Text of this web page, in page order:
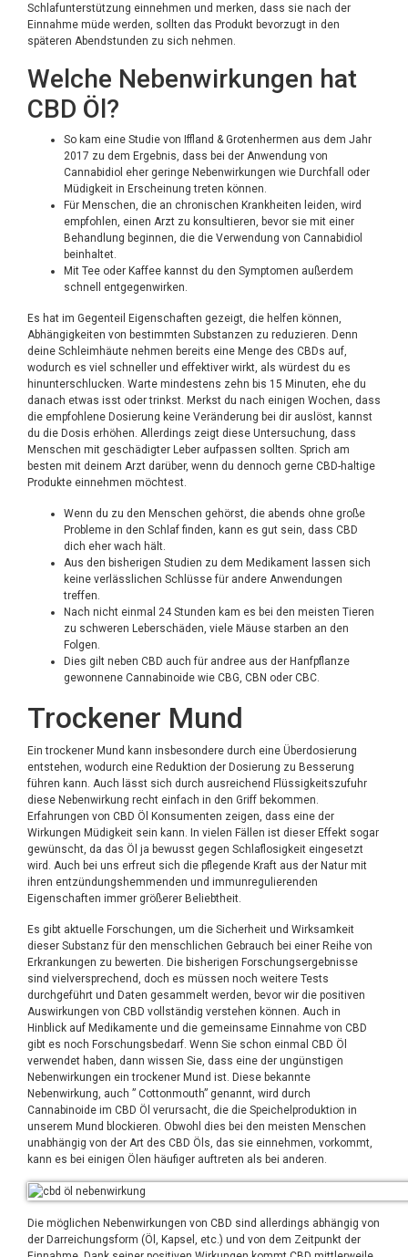
Schlafunterstützung einnehmen und merken, dass sie nach der
Einnahme müde werden, sollten das Produkt bevorzugt in den
späteren Abendstunden zu sich nehmen.
Welche Nebenwirkungen hat
CBD Öl?
So kam eine Studie von Iffland & Grotenhermen aus dem Jahr
2017 zu dem Ergebnis, dass bei der Anwendung von
Cannabidiol eher geringe Nebenwirkungen wie Durchfall oder
Müdigkeit in Erscheinung treten können.
Für Menschen, die an chronischen Krankheiten leiden, wird
empfohlen, einen Arzt zu konsultieren, bevor sie mit einer
Behandlung beginnen, die die Verwendung von Cannabidiol
beinhaltet.
Mit Tee oder Kaffee kannst du den Symptomen außerdem
schnell entgegenwirken.
Es hat im Gegenteil Eigenschaften gezeigt, die helfen können,
Abhängigkeiten von bestimmten Substanzen zu reduzieren. Denn
deine Schleimhäute nehmen bereits eine Menge des CBDs auf,
wodurch es viel schneller und effektiver wirkt, als würdest du es
hinunterschlucken. Warte mindestens zehn bis 15 Minuten, ehe du
danach etwas isst oder trinkst. Merkst du nach einigen Wochen, dass
die empfohlene Dosierung keine Veränderung bei dir auslöst, kannst
du die Dosis erhöhen. Allerdings zeigt diese Untersuchung, dass
Menschen mit geschädigter Leber aufpassen sollten. Sprich am
besten mit deinem Arzt darüber, wenn du dennoch gerne CBD-haltige
Produkte einnehmen möchtest.
Wenn du zu den Menschen gehörst, die abends ohne große
Probleme in den Schlaf finden, kann es gut sein, dass CBD
dich eher wach hält.
Aus den bisherigen Studien zu dem Medikament lassen sich
keine verlässlichen Schlüsse für andere Anwendungen
treffen.
Nach nicht einmal 24 Stunden kam es bei den meisten Tieren
zu schweren Leberschäden, viele Mäuse starben an den
Folgen.
Dies gilt neben CBD auch für andree aus der Hanfpflanze
gewonnene Cannabinoide wie CBG, CBN oder CBC.
Trockener Mund
Ein trockener Mund kann insbesondere durch eine Überdosierung
entstehen, wodurch eine Reduktion der Dosierung zu Besserung
führen kann. Auch lässt sich durch ausreichend Flüssigkeitszufuhr
diese Nebenwirkung recht einfach in den Griff bekommen.
Erfahrungen von CBD Öl Konsumenten zeigen, dass eine der
Wirkungen Müdigkeit sein kann. In vielen Fällen ist dieser Effekt sogar
gewünscht, da das Öl ja bewusst gegen Schlaflosigkeit eingesetzt
wird. Auch bei uns erfreut sich die pflegende Kraft aus der Natur mit
ihren entzündungshemmenden und immunregulierenden
Eigenschaften immer größerer Beliebtheit.
Es gibt aktuelle Forschungen, um die Sicherheit und Wirksamkeit
dieser Substanz für den menschlichen Gebrauch bei einer Reihe von
Erkrankungen zu bewerten. Die bisherigen Forschungsergebnisse
sind vielversprechend, doch es müssen noch weitere Tests
durchgeführt und Daten gesammelt werden, bevor wir die positiven
Auswirkungen von CBD vollständig verstehen können. Auch in
Hinblick auf Medikamente und die gemeinsame Einnahme von CBD
gibt es noch Forschungsbedarf. Wenn Sie schon einmal CBD Öl
verwendet haben, dann wissen Sie, dass eine der ungünstigen
Nebenwirkungen ein trockener Mund ist. Diese bekannte
Nebenwirkung, auch ” Cottonmouth” genannt, wird durch
Cannabinoide im CBD Öl verursacht, die die Speichelproduktion in
unserem Mund blockieren. Obwohl dies bei den meisten Menschen
unabhängig von der Art des CBD Öls, das sie einnehmen, vorkommt,
kann es bei einigen Ölen häufiger auftreten als bei anderen.
Die möglichen Nebenwirkungen von CBD sind allerdings abhängig von
der Darreichungsform (Öl, Kapsel, etc.) und von dem Zeitpunkt der